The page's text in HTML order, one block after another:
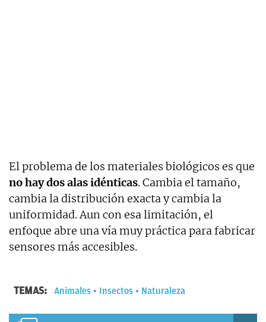
El problema de los materiales biológicos es que
no hay dos alas idénticas. Cambia el tamaño,
cambia la distribución exacta y cambia la
uniformidad. Aun con esa limitación, el
enfoque abre una vía muy práctica para fabricar
sensores más accesibles.
TEMAS: Animales Insectos Naturaleza